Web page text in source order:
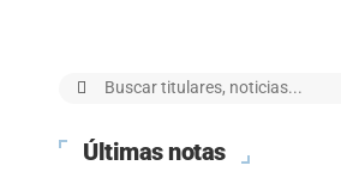
Últimas notas